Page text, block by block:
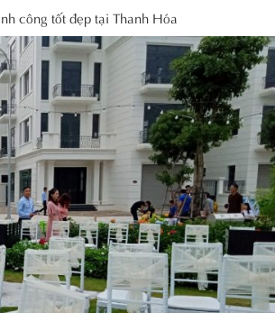
công tốt đẹp tại Thanh Hóa